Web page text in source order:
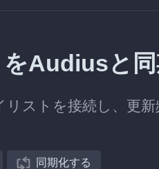
Audiusと
ストを接続し、更新
同期化する